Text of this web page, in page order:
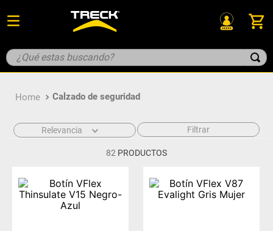
Calzado de seguridad
Relevancia Filtrar
82 PRODUCTOS